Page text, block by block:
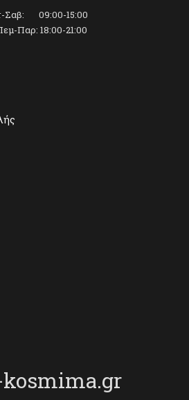
Σαβ: 09:00-15:00
Παρ: 18:00-21:00